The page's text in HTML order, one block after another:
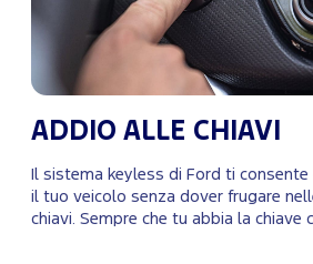
ADDIO ALLE CHIAVI
Il sistema keyless di Ford ti consente
il tuo veicolo senza dover frugare
chiavi. Sempre che tu abbia la chiave